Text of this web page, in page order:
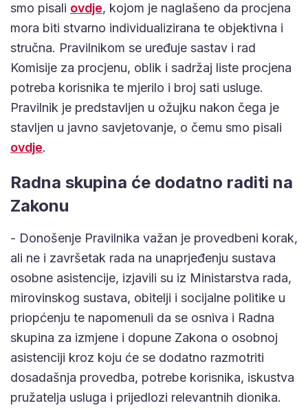
smo pisali ovdje, kojom je naglašeno da procjena
mora biti stvarno individualizirana te objektivna i
stručna. Pravilnikom se uređuje sastav i rad
Komisije za procjenu, oblik i sadržaj liste procjena
potreba korisnika te mjerilo i broj sati usluge.
Pravilnik je predstavljen u ožujku nakon čega je
stavljen u javno savjetovanje, o čemu smo pisali
ovdje.
Radna skupina će dodatno raditi na
Zakonu
- Donošenje Pravilnika važan je provedbeni korak,
ali ne i završetak rada na unaprjeđenju sustava
osobne asistencije, izjavili su iz Ministarstva rada,
mirovinskog sustava, obitelji i socijalne politike u
priopćenju te napomenuli da se osniva i Radna
skupina za izmjene i dopune Zakona o osobnoj
asistenciji kroz koju će se dodatno razmotriti
dosadašnja provedba, potrebe korisnika, iskustva
pružatelja usluga i prijedlozi relevantnih dionika.